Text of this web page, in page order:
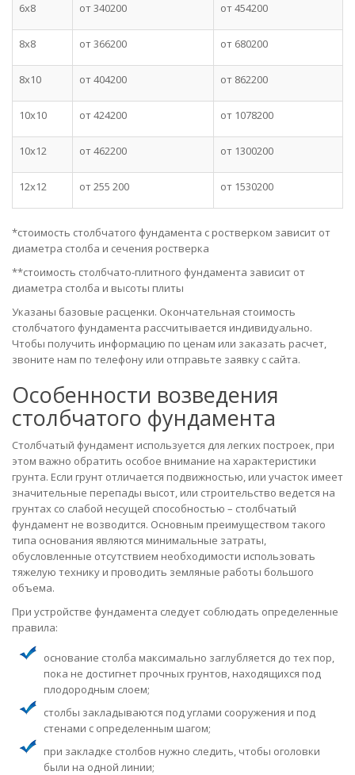
6x8 от 340200 от 454200
8x8 от 366200 от 680200
8x10 от 404200 от 862200
10x10 от 424200 от 1078200
10x12 от 462200 от 1300200
12x12 от255 200 от 1530200
*стоимость столбчатого фундамента с ростверком зависит от
диаметра столба и сечения ростверка
**стоимость столбчато-плитного фундамента зависит от
диаметра столба и высоты плиты
Указаны базовые расценки. Окончательная стоимость
столбчатого фундамента рассчитывается индивидуально.
Чтобы получить информацию по ценам или заказать расчет,
звоните нам по телефону или отправьте заявку с сайта.
Особенности возведения
столбчатого фундамента
Столбчатый фундамент используется для легких построек, при
этом важно обратить особое внимание на характеристики
грунта. Если грунт отличается подвижностью, или участок имеет
значительные перепады высот, или строительство ведется на
грунтах со слабой несущей способностью – столбчатый
фундамент не возводится. Основным преимуществом такого
типа основания являются минимальные затраты,
обусловленные отсутствием необходимости использовать
тяжелую технику и проводить земляные работы большого
объема.
При устройстве фундамента следует соблюдать определенные
правила:
основание столба максимально заглубляется до тех пор,
пока не достигнет прочных грунтов, находящихся под
плодородным слоем;
столбы закладываются под углами сооружения и под
стенами с определенным шагом;
при закладке столбов нужно следить, чтобы оголовки
были на одной линии;